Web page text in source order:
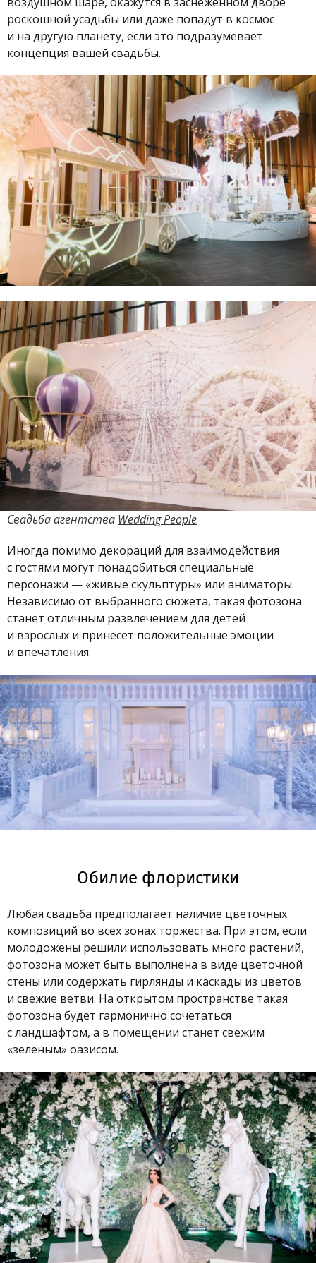
роскошной усадьбы или даже попадут в космос
и на другую планету, если это подразумевает
концепция вашей свадьбы.
Свадьбаагентства Wedding People
Иногда помимо декораций для взаимодействия
с гостями могут понадобиться специальные
персонажи — «живые скульптуры» или аниматоры.
Независимо от выбранного сюжета, такая фотозона
станет отличным развлечением для детей
и взрослых и принесет положительные эмоции
и впечатления.
Обилие флористики
Любая свадьба предполагает наличие цветочных
композиций во всех зонах торжества. При этом, если
молодожены решили использовать много растений,
фотозона может быть выполнена в виде цветочной
стены или содержать гирлянды и каскады из цветов
и свежие ветви. На открытом пространстве такая
фотозона будет гармонично сочетаться
с ландшафтом, а в помещении станет свежим
«зеленым» оазисом.